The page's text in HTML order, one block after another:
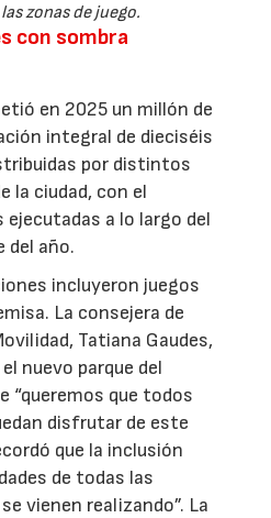
zonas de juego.
con sombra
en 2025 un millón de
integral de dieciséis
por distintos
la ciudad, con el
a lo largo del
del año.
incluyeron juegos
La consejera de
Tatiana Gaudes,
nuevo parque del
“queremos que todos
disfrutar de este
que la inclusión
de todas las
vienen realizando”. La